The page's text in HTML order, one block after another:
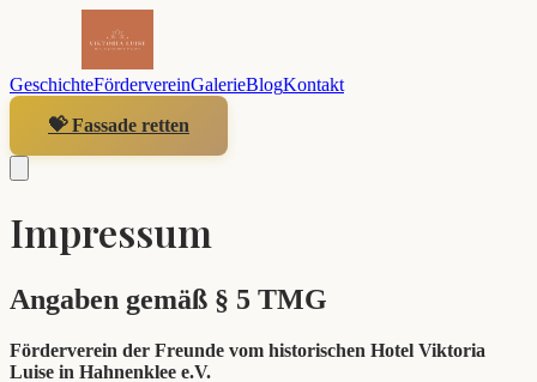
GeschichteFördervereinGalerieBlogKontakt
💝 Fassade retten
Impressum
Angaben gemäß § 5 TMG
Förderverein der Freunde vom historischen Hotel Viktoria
Luise in Hahnenklee e.V.